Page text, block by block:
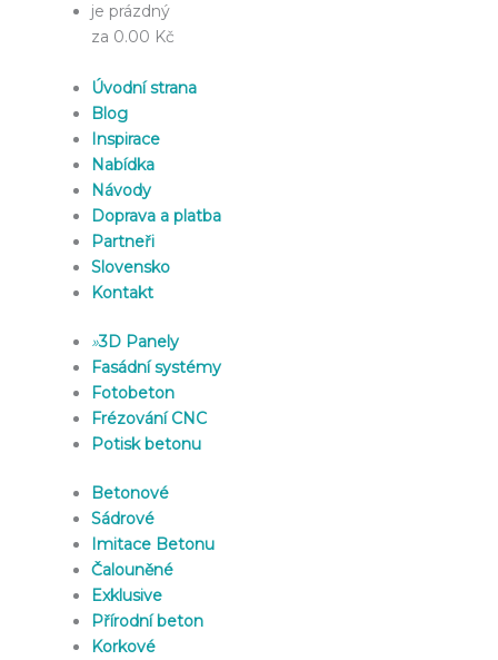
je prázdný
za 0.00 Kč
Úvodní strana
Blog
Inspirace
Nabídka
Návody
Doprava a platba
Partneři
Slovensko
Kontakt
»3D Panely
Fasádní systémy
Fotobeton
Frézování CNC
Potisk betonu
Betonové
Sádrové
Imitace Betonu
Čalouněné
Exklusive
Přírodní beton
Korkové